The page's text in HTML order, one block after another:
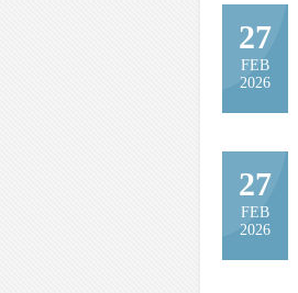
27
FEB
2026
27
FEB
2026